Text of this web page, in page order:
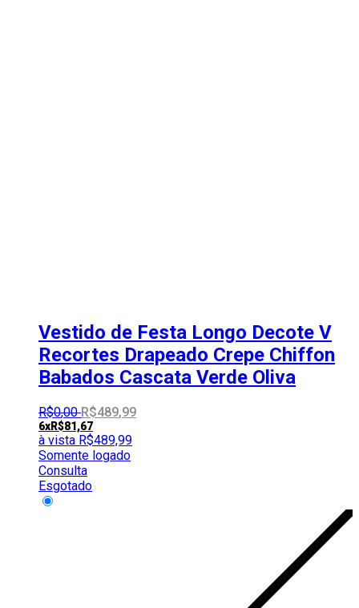
Vestido de Festa Longo Decote V
Recortes Drapeado Crepe Chiffon
Babados Cascata Verde Oliva
R$0,00 R$489,99
6xR$81,67
à vista R$489,99
Somente logado
Consulta
Esgotado